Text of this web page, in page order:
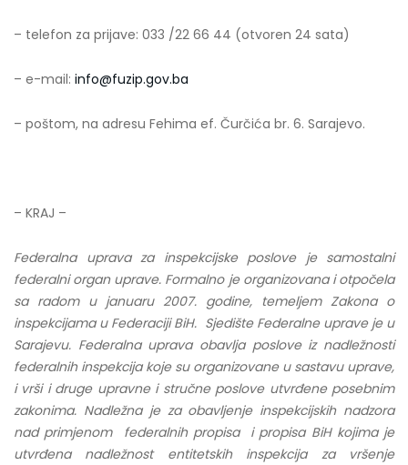
– telefon za prijave: 033 /22 66 44 (otvoren 24 sata)
– e-mail: info@fuzip.gov.ba
– poštom, na adresu Fehima ef. Čurčića br. 6. Sarajevo.
– KRAJ –
Federalna uprava za inspekcijske poslove je samostalni
federalni organ uprave. Formalno je organizovana i otpočela
sa radom u januaru 2007. godine, temeljem Zakona o
inspekcijama u Federaciji BiH. Sjedište Federalne uprave je u
Sarajevu. Federalna uprava obavlja poslove iz nadležnosti
federalnih inspekcija koje su organizovane u sastavu uprave,
i vrši i druge upravne i stručne poslove utvrđene posebnim
zakonima. Nadležna je za obavljenje inspekcijskih nadzora
nad primjenom federalnih propisa i propisa BiH kojima je
utvrđena nadležnost entitetskih inspekcija za vršenje